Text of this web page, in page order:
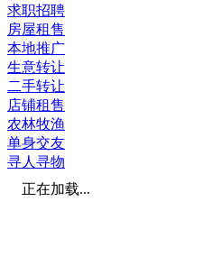
求职招聘
房屋租售
本地推广
生意转让
二手转让
店铺租售
农林牧渔
单身交友
寻人寻物
正在加载...